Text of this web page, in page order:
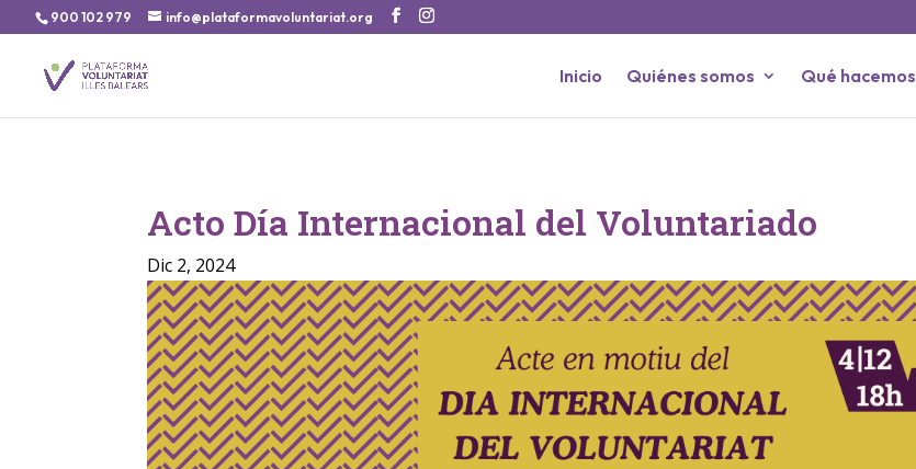
900 102 979 info@plataformavoluntariat.org
Inicio Quiénes somos Qué hacemos
Acto Día Internacional del Voluntariado
Dic 2, 2024